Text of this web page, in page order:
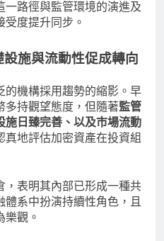
一路徑與監管環境的演進及
受度提升同步。
施與流動性促成轉向
的機構採用趨勢的縮影。早
多持觀望態度，但隨著監管
施日臻完善、以及市場流動
真地評估加密資產在投資組
，表明其內部已形成一種共
系中扮演持續性角色，且
樂觀。